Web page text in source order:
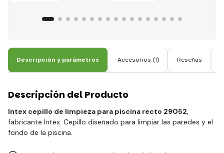
Descripción y parámetros Accesorios (1) Reseñas
Descripción del Producto
Intex cepillo de limpieza para piscina recto 29052,
fabricante Intex. Cepillo diseñado para limpiar las paredes y el
fondo de la piscina.